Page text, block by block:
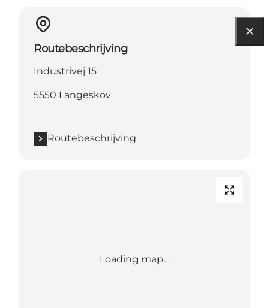
Routebeschrijving
Industrivej 15
5550 Langeskov
Routebeschrijving
Loading map...